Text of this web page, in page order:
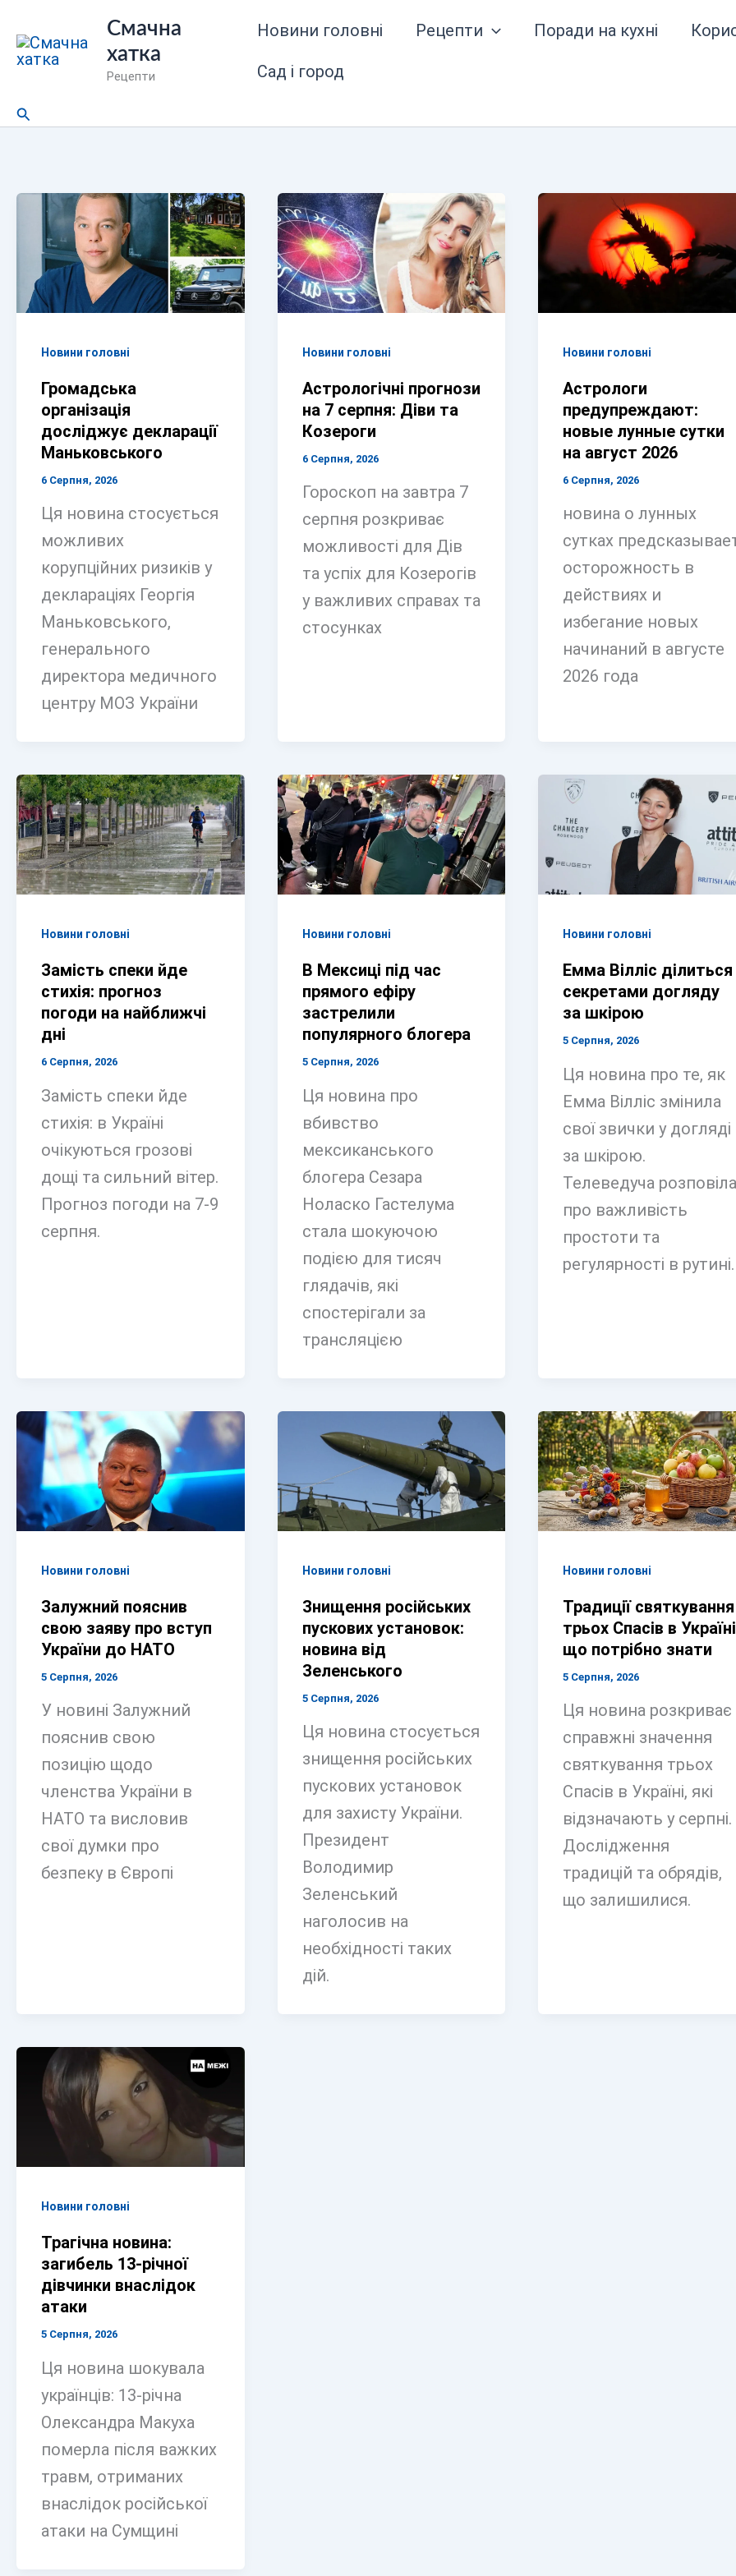
до
вмісту
Смачна
хатка
Рецепти
Новини головні Рецепти Поради на кухні
Сад і город
Пошук
Новини головні
Громадська
організація
досліджує декларації
Маньковського
6 Серпня, 2026
Ця новина стосується
можливих
корупційних ризиків у
деклараціях Георгія
Маньковського,
генерального
директора медичного
центру МОЗ України
Новини головні
Астрологічні прогнози
на 7 серпня: Діви та
Козероги
6 Серпня, 2026
Гороскоп на завтра 7
серпня розкриває
можливості для Дів
та успіх для Козерогів
у важливих справах та
стосунках
Новини головні
Астрологи
предупреждают:
новые лунные сутки
на август 2026
6 Серпня, 2026
новина о лунных
сутках
осторожность в
действиях и
избегание новых
начинаний в августе
2026 года
Новини головні
Замість спеки йде
стихія: прогноз
погоди на найближчі
дні
6 Серпня, 2026
Замість спеки йде
стихія: в Україні
очікуються грозові
дощі та сильний вітер.
Прогноз погоди на 7-9
серпня.
Новини головні
В Мексиці під час
прямого ефіру
застрелили
популярного блогера
5 Серпня, 2026
Ця новина про
вбивство
мексиканського
блогера Сезара
Ноласко Гастелума
стала шокуючою
подією для тисяч
глядачів, які
спостерігали за
трансляцією
Новини головні
Емма Вілліс ділиться
секретами догляду
за шкірою
5 Серпня, 2026
Ця новина про те, як
Емма Вілліс змінила
свої звички у догляді
за шкірою.
Телеведуча
про важливість
простоти та
регулярності в рутині.
Новини головні
Залужний пояснив
свою заяву про вступ
України до НАТО
5 Серпня, 2026
У новині Залужний
пояснив свою
позицію щодо
членства України в
НАТО та висловив
свої думки про
безпеку в Європі
Новини головні
Знищення російських
пускових установок:
новина від
Зеленського
5 Серпня, 2026
Ця новина стосується
знищення російських
пускових установок
для захисту України.
Президент
Володимир
Зеленський
наголосив на
необхідності таких
дій.
Новини головні
Традиції святкування
трьох Спасів в
що потрібно знати
5 Серпня, 2026
Ця новина розкриває
справжні значення
святкування трьох
Спасів в Україні, які
відзначають у серпні.
Дослідження
традицій та обрядів,
що залишилися.
Новини головні
Трагічна новина:
загибель 13-річної
дівчинки внаслідок
атаки
5 Серпня, 2026
Ця новина шокувала
українців: 13-річна
Олександра Макуха
померла після важких
травм, отриманих
внаслідок російської
атаки на Сумщині